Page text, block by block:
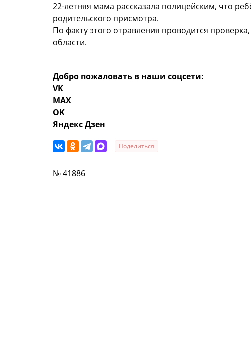
22-летняя мама рассказала полицейским, что
родительского присмотра.
По факту этого отравления проводится
области.
Добро пожаловать в наши соцсети:
VK
MAX
OK
Яндекс Дзен
Поделиться
№ 41886